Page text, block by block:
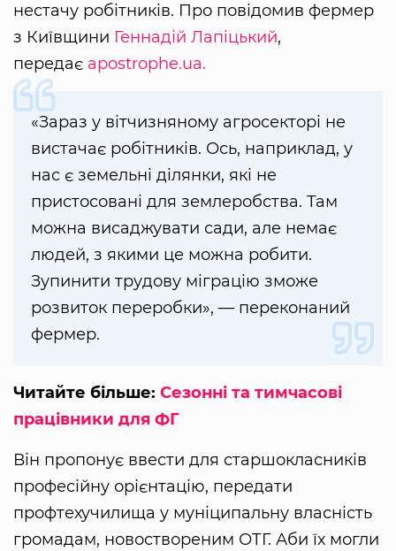
нестачу робітників. Про повідомив фермер
з Київщини Геннадій Лапіцький,
передає apostrophe.ua.
«Зараз у вітчизняному агросекторі не
вистачає робітників. Ось, наприклад, у
нас є земельні ділянки, які не
пристосовані для землеробства. Там
можна висаджувати сади, але немає
людей, з якими це можна робити.
Зупинити трудову міграцію зможе
розвиток переробки», — переконаний
фермер.
Читайте більше: Сезонні та тимчасові
працівники для ФГ
Він пропонує ввести для старшокласників
професійну орієнтацію, передати
профтехучилища у муніципальну власність
громадам, новоствореним ОТГ. Аби їх могли